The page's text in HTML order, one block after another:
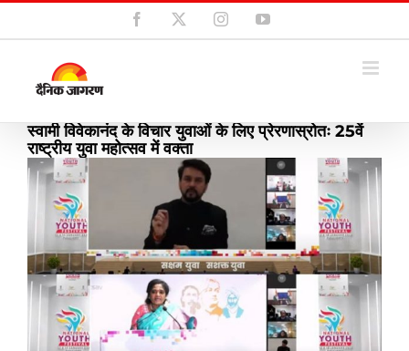
Skip
to
Facebook InstagramYouTube
स्वामी विवेकानंद के विचार युवाओं के लिए प्रेरणास्रोतः 25वें
राष्ट्रीय युवा महोत्सव में वक्ता
View
Larger
Image